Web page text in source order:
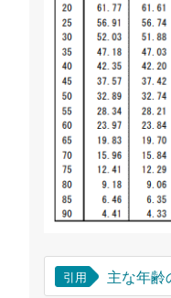
引用 主な年齢